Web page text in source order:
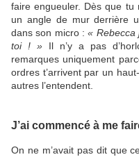
faire engueuler. Dès que
un angle de mur derrière
dans son micro :« Rebecca
toi ! » Il n’y a pas
remarques uniquement
ordres t’arrivent par un
autres l’entendent.
J’ai commencé à me
On ne m’avait pas dit que